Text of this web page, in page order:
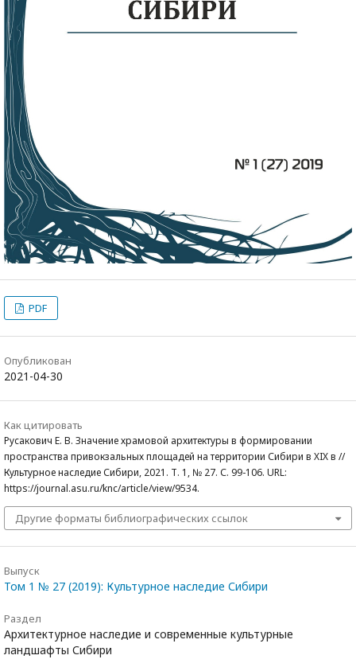
PDF
Опубликован
2021-04-30
Как цитировать
Русакович Е. В. Значение храмовой архитектуры в формировании
пространства привокзальных площадей на территории Сибири в XIX в //
Культурное наследие Сибири, 2021. Т. 1, № 27. С. 99-106. URL:
https://journal.asu.ru/knc/article/view/9534.
Другие форматы библиографических ссылок
Выпуск
Том 1 № 27 (2019): Культурное наследие Сибири
Раздел
Архитектурное наследие и современные культурные
ландшафты Сибири